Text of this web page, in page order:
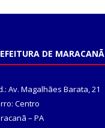
DE MARACANÃ
Av. Magalhães Barata, 21
Centro
– PA